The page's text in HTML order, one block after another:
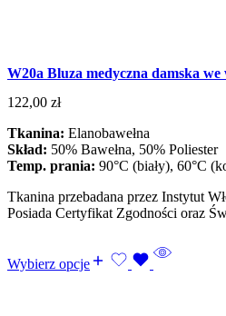
W20a Bluza medyczna damska we
122,00 zł
Tkanina: Elanobawełna
Skład: 50% Bawełna, 50% Poliester
Temp. prania: 90°C (biały), 60°C
Tkanina przebadana przez Instytut
Posiada Certyfikat Zgodności oraz
Wybierz opcje